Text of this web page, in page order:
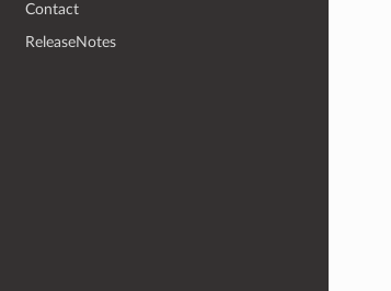
Contact
ReleaseNotes